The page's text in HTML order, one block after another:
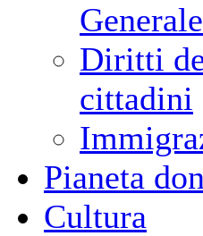
Generale
Diritti
cittadini
Pianeta
Cultura